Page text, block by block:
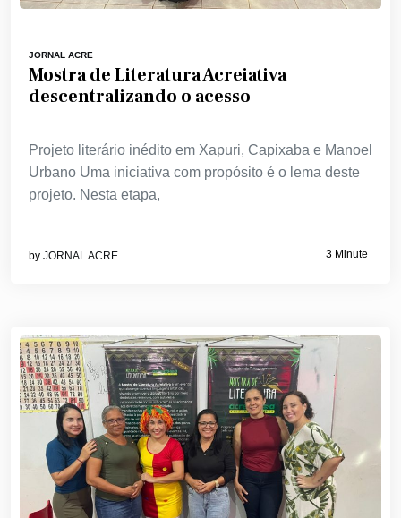
JORNAL ACRE
Mostra de Literatura Acreiativa
descentralizando o acesso
Projeto literário inédito em Xapuri, Capixaba e Manoel
Urbano Uma iniciativa com propósito é o lema deste
projeto. Nesta etapa,
by JORNAL ACRE 3 Minute